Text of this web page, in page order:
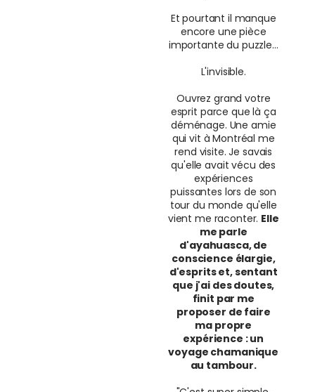
Et pourtant il manque
encore une pièce
importante du puzzle...
L'invisible.
Ouvrez grand votre
esprit parce que là ça
déménage. Une amie
qui vit à Montréal me
rend visite. Je savais
qu'elle avait vécu des
expériences
puissantes lors de son
tour du monde qu'elle
vient me raconter. Elle
me parle
d'ayahuasca, de
conscience élargie,
d'esprits et, sentant
que j'ai des doutes,
finit par me
proposer de faire
ma propre
expérience : un
voyage chamanique
au tambour.